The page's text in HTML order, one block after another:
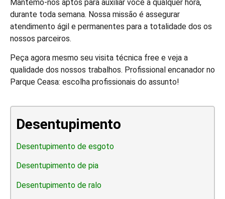
Mantemo-nos aptos para auxiliar você a qualquer hora,
durante toda semana. Nossa missão é assegurar
atendimento ágil e permanentes para a totalidade dos os
nossos parceiros.
Peça agora mesmo seu visita técnica free e veja a
qualidade dos nossos trabalhos. Profissional encanador no
Parque Ceasa: escolha profissionais do assunto!
Desentupimento
Desentupimento de esgoto
Desentupimento de pia
Desentupimento de ralo